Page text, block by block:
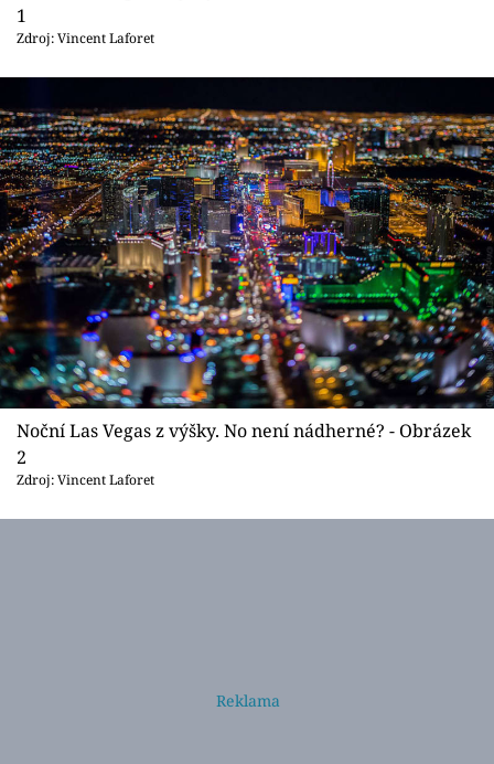
Sledujte prima+
Přihlášení
Sledujte nás
1
Zdroj: Vincent Laforet
Noční Las Vegas z výšky. No není nádherné? - Obrázek
2
Zdroj: Vincent Laforet